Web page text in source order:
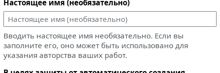
Настоящее имя (необязательно)
Вводить настоящее имя необязательно. Если вы
заполните его, оно может быть использовано для
указания авторства ваших работ.